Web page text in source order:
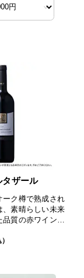
タザール
ーク樽で熟成され
、素晴らしい未来
質の赤ワインで
息のようなエレ
よく合う1本で